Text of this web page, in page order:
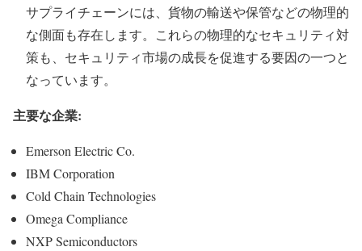
サプライチェーンには、貨物の輸送や保管などの物理的
な側面も存在します。これらの物理的なセキュリティ対
策も、セキュリティ市場の成長を促進する要因の一つと
なっています。
主要な企業:
Emerson Electric Co.
IBM Corporation
Cold Chain Technologies
Omega Compliance
NXP Semiconductors